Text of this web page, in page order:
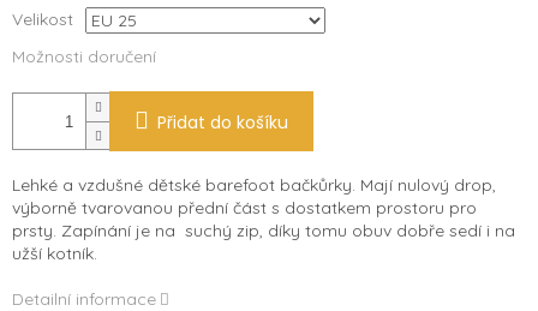
Velikost
Možnosti doručení
Přidat do košíku
Lehké a vzdušné dětské barefoot bačkůrky. Mají nulový drop,
výborně tvarovanou přední část s dostatkem prostoru pro
prsty. Zapínání je na suchý zip, díky tomu obuv dobře sedí i na
užší kotník.
Detailní informace